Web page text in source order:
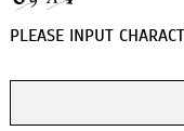
PLEASE INPUT